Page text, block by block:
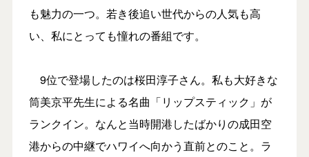
も魅力の一つ。若き後追い世代からの人気も高
い、私にとっても憧れの番組です。
9位で登場したのは桜田淳子さん。私も大好きな
筒美京平先生による名曲「リップスティック」が
ランクイン。なんと当時開港したばかりの成田空
港からの中継でハワイへ向かう直前とのこと。ラ